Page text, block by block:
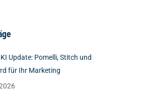
Update: Pomelli, Stitch und
für Ihr Marketing